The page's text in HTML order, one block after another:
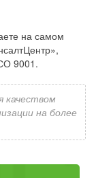
на самом
9001.
качеством
на более